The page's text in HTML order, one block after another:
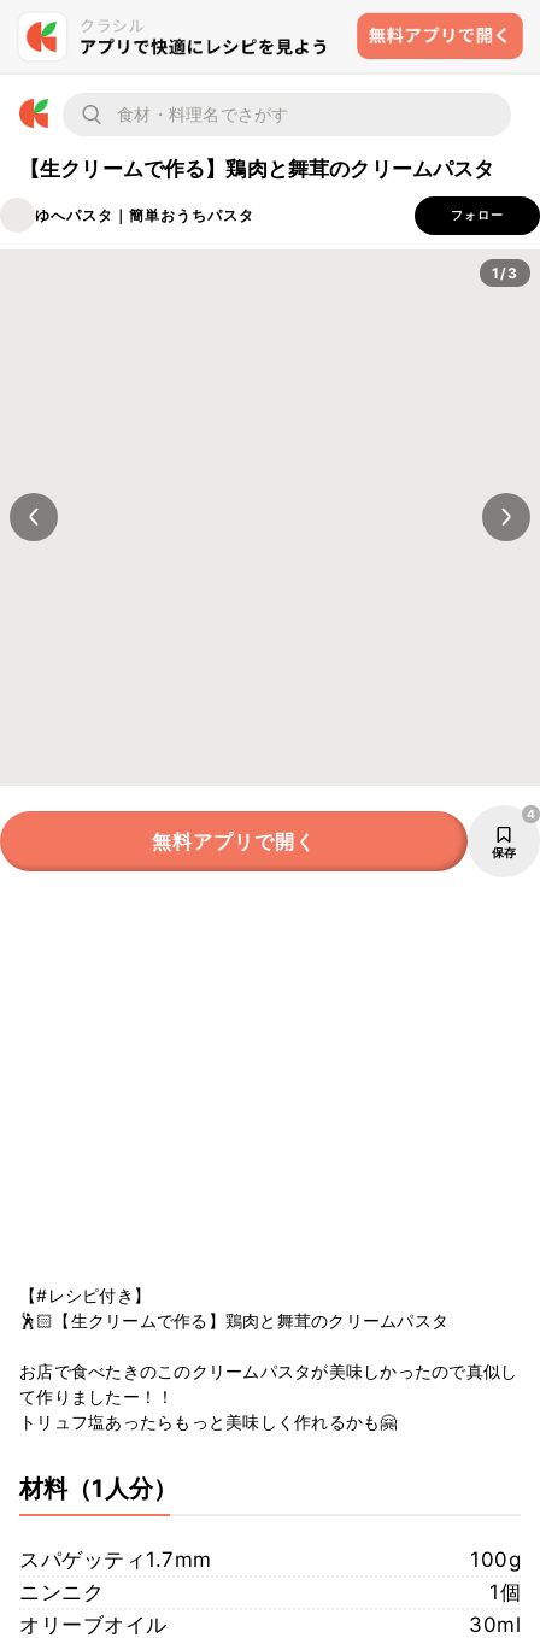
【生クリームで作る】鶏肉と舞茸のクリームパスタ
ゆへパスタ｜簡単おうちパスタ フォロー
1/3
無料アプリで開く 保存
4
【#レシピ付き】
🕺🏻【生クリームで作る】鶏肉と舞茸のクリームパスタ
お店で食べたきのこのクリームパスタが美味しかったので真似し
て作りましたー！！
トリュフ塩あったらもっと美味しく作れるかも🤗
材料（1人分）
スパゲッティ1.7mm
100g
ニンニク
1個
オリーブオイル
30ml